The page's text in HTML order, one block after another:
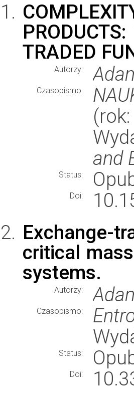
TRADED
Autorzy:
Czasopismo:
and
Status:
Doi:
Exchange-
critical
systems.
Autorzy:
Czasopismo:
Status:
Doi: